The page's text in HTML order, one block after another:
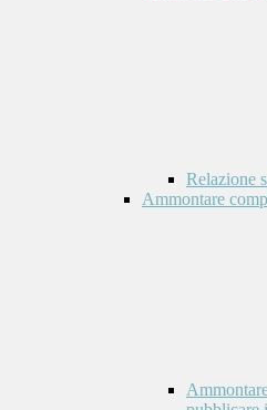
Relazione
Ammontare